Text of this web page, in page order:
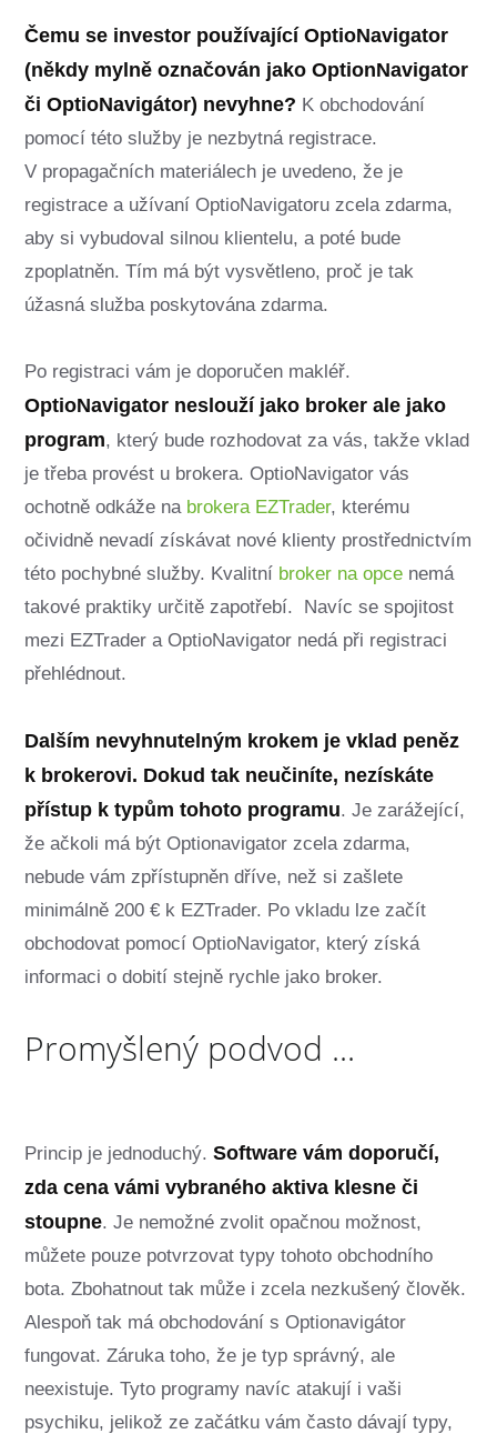
Čemu se investor používající OptioNavigator
(někdy mylně označován jako OptionNavigator
či OptioNavigátor) nevyhne? K obchodování
pomocí této služby je nezbytná registrace.
V propagačních materiálech je uvedeno, že je
registrace a užívaní OptioNavigatoru zcela zdarma,
aby si vybudoval silnou klientelu, a poté bude
zpoplatněn. Tím má být vysvětleno, proč je tak
úžasná služba poskytována zdarma.
Po registraci vám je doporučen makléř.
OptioNavigator neslouží jako broker ale jako
program, který bude rozhodovat za vás, takže vklad
je třeba provést u brokera. OptioNavigator vás
ochotně odkáže na brokera EZTrader, kterému
očividně nevadí získávat nové klienty prostřednictvím
této pochybné služby. Kvalitní broker na opce nemá
takové praktiky určitě zapotřebí. Navíc se spojitost
mezi EZTrader a OptioNavigator nedá při registraci
přehlédnout.
Dalším nevyhnutelným krokem je vklad peněz
k brokerovi. Dokud tak neučiníte, nezískáte
přístup k typům tohoto programu. Je zarážející,
že ačkoli má být Optionavigator zcela zdarma,
nebude vám zpřístupněn dříve, než si zašlete
minimálně 200 € k EZTrader. Po vkladu lze začít
obchodovat pomocí OptioNavigator, který získá
informaci o dobití stejně rychle jako broker.
Promyšlený podvod ...
Princip je jednoduchý.Software vám doporučí,
zda cena vámi vybraného aktiva klesne či
stoupne. Je nemožné zvolit opačnou možnost,
můžete pouze potvrzovat typy tohoto obchodního
bota. Zbohatnout tak může i zcela nezkušený člověk.
Alespoň tak má obchodování s Optionavigátor
fungovat. Záruka toho, že je typ správný, ale
neexistuje. Tyto programy navíc atakují i vaši
psychiku, jelikož ze začátku vám často dávají typy,